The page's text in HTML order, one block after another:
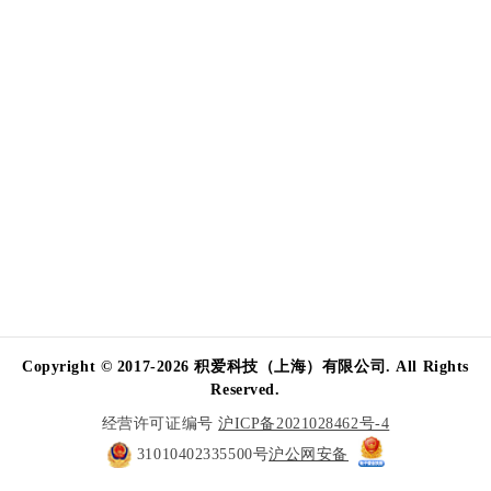
Copyright © 2017-2026 积爱科技（上海）有限公司. All Rights
Reserved.
经营许可证编号沪ICP备2021028462号-4
31010402335500号沪公网安备